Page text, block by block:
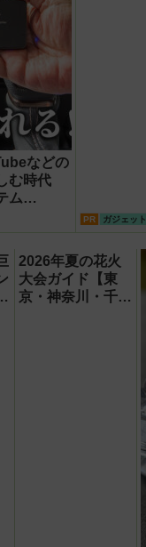
などの
む時代
ム
ブを変
PR ガジェット
2026年夏の花火
大会ガイド【東
京・神奈川・千